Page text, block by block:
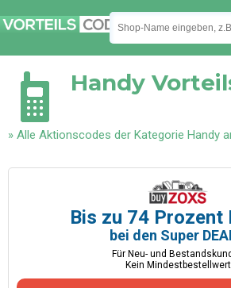
Handy
» Alle Aktionscodes der Kategorie Handy
Bis zu 74 Prozent
bei den Super
Für Neu- und
Kein Mindestbestellwert